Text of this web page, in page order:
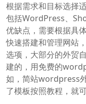
根据需求和目标选择
包括WordPress、
优缺点，需要根据具
快速搭建和管理网站
选项，大部分的外贸
建的，用免费的
如，简站wordpress
了模板按照教程，就